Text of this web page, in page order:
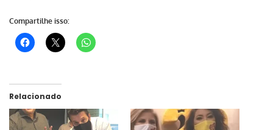
Compartilhe isso:
Relacionado